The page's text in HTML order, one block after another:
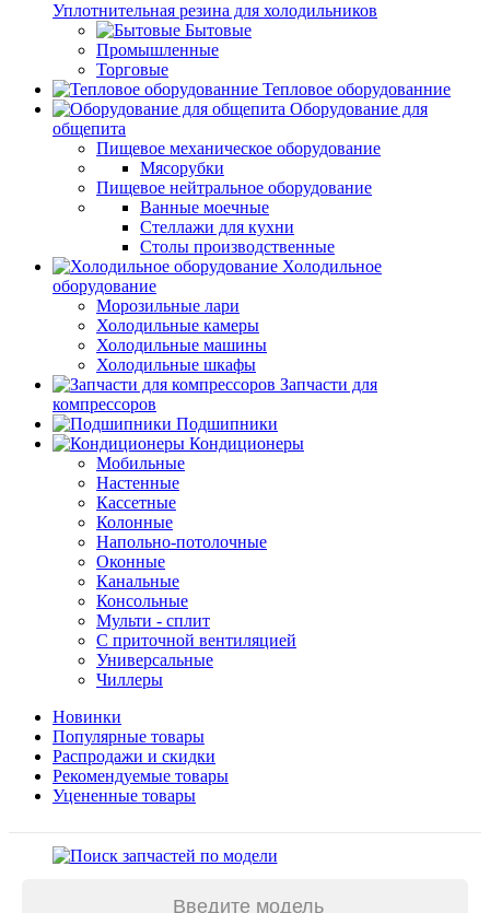
Уплотнительная резина для холодильников
Бытовые
Промышленные
Торговые
Тепловое оборудованние
Оборудование для
общепита
Пищевое механическое оборудование
Мясорубки
Пищевое нейтральное оборудование
Ванные моечные
Стеллажи для кухни
Столы производственные
Холодильное
оборудование
Морозильные лари
Холодильные камеры
Холодильные машины
Холодильные шкафы
Запчасти для
компрессоров
Подшипники
Кондиционеры
Мобильные
Настенные
Кассетные
Колонные
Напольно-потолочные
Оконные
Канальные
Консольные
Мульти - сплит
С приточной вентиляцией
Универсальные
Чиллеры
Новинки
Популярные товары
Распродажи и скидки
Рекомендуемые товары
Уцененные товары